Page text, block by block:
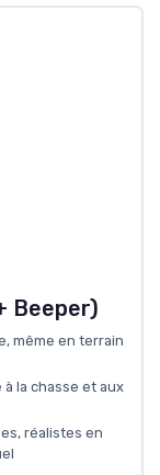
Beeper)
même en terrain
la chasse et aux
réalistes en